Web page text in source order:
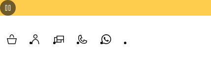
Whatsappצור קשרהסניפים שלנוהחשבון שלי